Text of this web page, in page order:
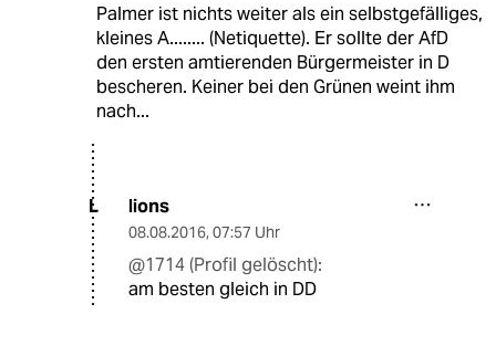
Palmer ist nichts weiter als ein selbstgefälliges,
kleines A........ (Netiquette). Er sollte der AfD
den ersten amtierenden Bürgermeister in D
bescheren. Keiner bei den Grünen weint ihm
nach...
L lions
08.08.2016, 07:57 Uhr
@1714 (Profil gelöscht):
am besten gleich in DD